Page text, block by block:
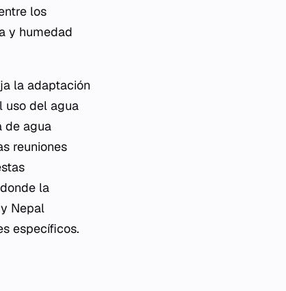
los
y humedad
la adaptación
uso del agua
de agua
reuniones
la
Nepal
específicos.